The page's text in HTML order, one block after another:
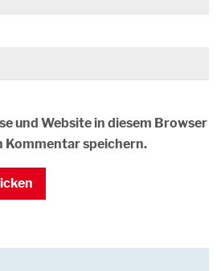
und Website in diesem Browser
Kommentar speichern.